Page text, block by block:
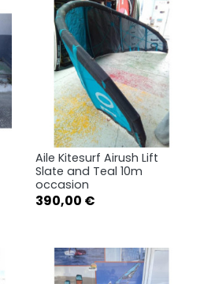
Aile Kitesurf Airush Lift
Slate and Teal 10m
occasion
Prix
390,00 €